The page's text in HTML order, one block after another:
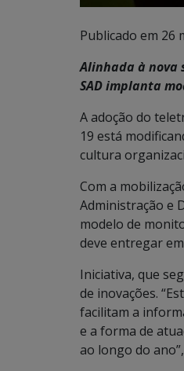
Publicado em 26
Alinhada à nova
SAD implanta
A adoção do
19 está
cultura
Com a
Administração e
modelo de
deve entregar
Iniciativa, que
de inovações.
facilitam a
e a forma de
ao longo do